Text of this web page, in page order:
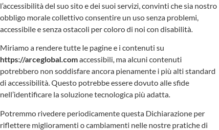
l’accessibilità del suo sito e dei suoi servizi, convinti che sia nostro
obbligo morale collettivo consentire un uso senza problemi,
accessibile e senza ostacoli per coloro di noi con disabilità.
Miriamo a rendere tutte le pagine e i contenuti su
https://arceglobal.comaccessibili, ma alcuni contenuti
potrebbero non soddisfare ancora pienamente i più alti standard
di accessibilità. Questo potrebbe essere dovuto alle sfide
nell’identificare la soluzione tecnologica più adatta.
Potremmo rivedere periodicamente questa Dichiarazione per
riflettere miglioramenti o cambiamenti nelle nostre pratiche di